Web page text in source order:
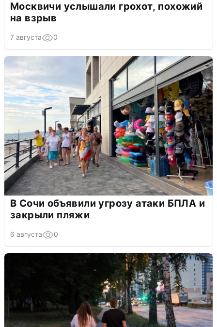
Москвичи услышали грохот, похожий
на взрыв
7 августа 0
В Сочи объявили угрозу атаки БПЛА и
закрыли пляжи
6 августа 0